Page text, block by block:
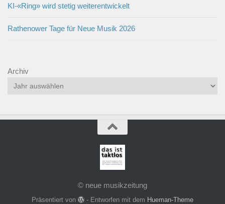
KI-«Ring» wird stetig weiterentwickelt
Rathenower Tage für Neue Musik 2026
Archiv
© neue musikzeitung
Präsentiert von - Entworfen mit dem Hueman-Theme